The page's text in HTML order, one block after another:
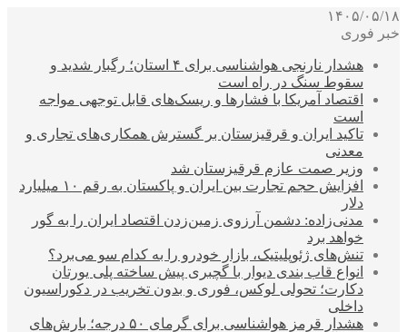
۱۴۰۵/۰۵/۱۸
خبر فوری
هشدار نارنجی هواشناسی برای ۴ استان؛ رگبار شدید و
سقوط سنگ در راه است
اقتصاد آمریکا با فشارها و ریسک‌های قابل توجهی مواجه
است
تاکید ایران و قرقیزستان بر گسترش همکاری‌های تجاری و
معدنی
وزیر صمت عازم قرقیزستان شد
افزایش حجم تجارت بین ایران و پاکستان به رقم ۱۰ میلیارد
دلار
مدنی‌زاده: دشمن آرزوی زمین‌زدن اقتصاد ایران را به گور
خواهد برد
تنش‌های ژئوپلیتیک، بازار خودرو را به کدام سو می‌برد؟
انواع قاب بندی دیوار با گچبری پیش ساخته پلی یورتان
دکارت؛ تحولی لوکس، فوری و بدون تخریب در دکوراسیون
داخلی
هشدار قرمز هواشناسی برای گرمای ۵۰ درجه؛ بارش‌های